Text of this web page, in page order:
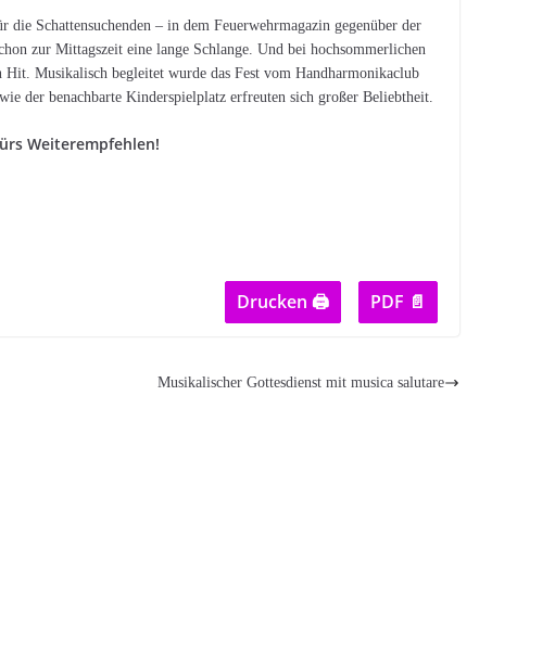
Schattensuchenden – in dem Feuerwehrmagazin gegenüber der
zur Mittagszeit eine lange Schlange. Und bei hochsommerlichen
Musikalisch begleitet wurde das Fest vom Handharmonikaclub
der benachbarte Kinderspielplatz erfreuten sich großer Beliebtheit.
Weiterempfehlen!
Drucken 🖨 PDF 📄
Musikalischer Gottesdienst mit musica salutare